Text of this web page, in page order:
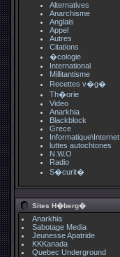
Alternatives
Anarchisme
Anglais
Appel
Autres
Citations
�cologie
International
Millitantisme
Recettes v�g�
Th�orie
Video
Anarkhia
Blackblock
Grece
Informatique\Internet
luttes autochtones
N.W.O
Radio
S�curit�
Sites H�berg�
Anarkhia
Sabotage Media
Jeunesse Apatride
KKKanada
Quebec Underground